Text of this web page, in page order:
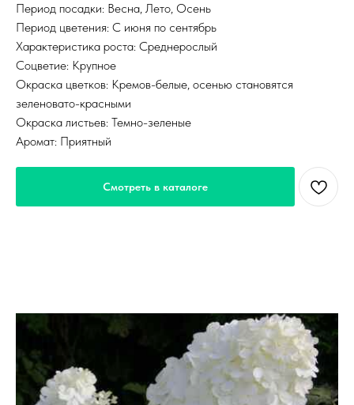
Период посадки: Весна, Лето, Осень
Период цветения: С июня по сентябрь
Характеристика роста: Среднерослый
Соцветие: Крупное
Окраска цветков: Кремов-белые, осенью становятся
зеленовато-красными
Окраска листьев: Темно-зеленые
Аромат: Приятный
Смотреть в каталоге